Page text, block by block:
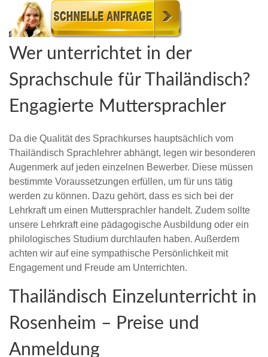
Wer unterrichtet in der
Sprachschule für Thailändisch?
Engagierte Muttersprachler
Da die Qualität des Sprachkurses hauptsächlich vom
Thailändisch Sprachlehrer abhängt, legen wir besonderen
Augenmerk auf jeden einzelnen Bewerber. Diese müssen
bestimmte Voraussetzungen erfüllen, um für uns tätig
werden zu können. Dazu gehört, dass es sich bei der
Lehrkraft um einen Muttersprachler handelt. Zudem sollte
unsere Lehrkraft eine pädagogische Ausbildung oder ein
philologisches Studium durchlaufen haben. Außerdem
achten wir auf eine sympathische Persönlichkeit mit
Engagement und Freude am Unterrichten.
Thailändisch Einzelunterricht in
Rosenheim – Preise und
Anmeldung